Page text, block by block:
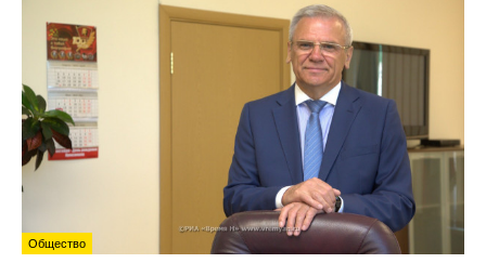
Общество